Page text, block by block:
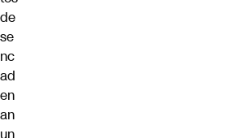
de
se
nc
ad
en
an